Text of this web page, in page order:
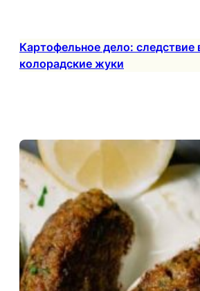
содержимому
Картофельное дело: следствие
колорадские жуки